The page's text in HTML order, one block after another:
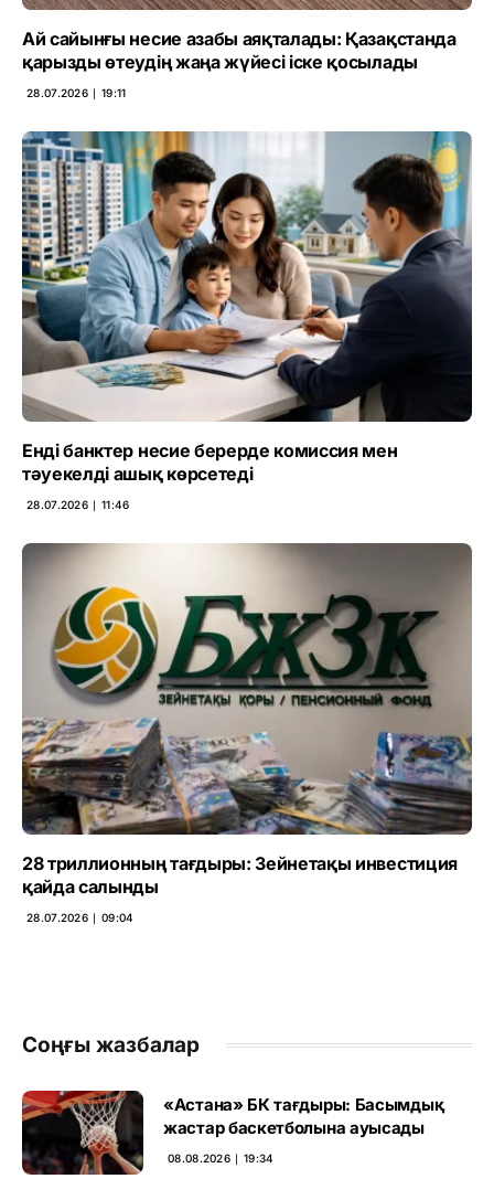
Ай сайынғы несие азабы аяқталады: Қазақстанда
қарызды өтеудің жаңа жүйесі іске қосылады
28.07.2026 ∣ 19:11
Енді банктер несие берерде комиссия мен
тәуекелді ашық көрсетеді
28.07.2026 ∣ 11:46
28 триллионның тағдыры: Зейнетақы инвестиция
қайда салынды
28.07.2026 ∣ 09:04
Соңғы жазбалар
«Астана» БК тағдыры: Басымдық
жастар баскетболына ауысады
08.08.2026 ∣ 19:34